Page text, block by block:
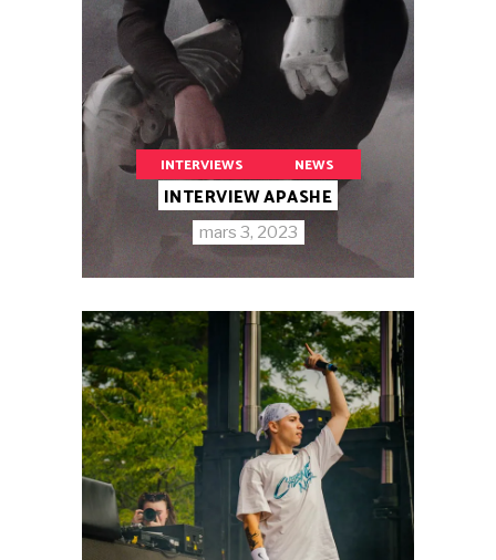
INTERVIEWS NEWS
INTERVIEW APASHE
mars 3, 2023